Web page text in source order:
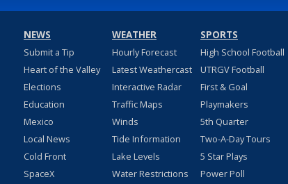
NEWS
Submit a Tip
Heart of the Valley
Elections
Education
Mexico
Local News
Cold Front
SpaceX
WEATHER
Hourly Forecast
Latest Weathercast
Interactive Radar
Traffic Maps
Winds
Tide Information
Lake Levels
Water Restrictions
SPORTS
High School Football
UTRGV Football
First & Goal
Playmakers
5th Quarter
Two-A-Day Tours
5 Star Plays
Power Poll